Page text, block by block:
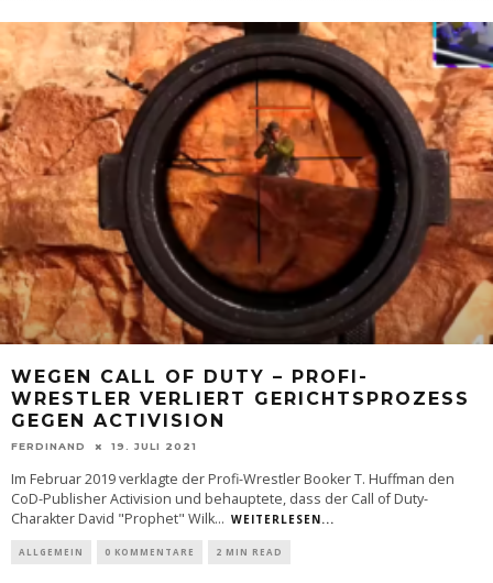
WEGEN CALL OF DUTY – PROFI-
WRESTLER VERLIERT GERICHTSPROZESS
GEGEN ACTIVISION
FERDINAND 19. JULI 2021
Im Februar 2019 verklagte der Profi-Wrestler Booker T. Huffman den
CoD-Publisher Activision und behauptete, dass der Call of Duty-
Charakter David "Prophet" Wilk... WEITERLESEN...
ALLGEMEIN 0 KOMMENTARE 2 MIN READ